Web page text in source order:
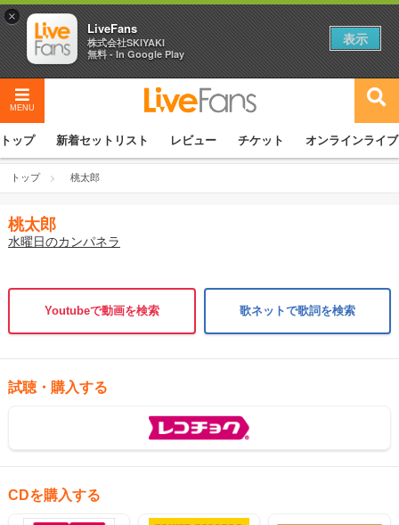
MENU
トップ 新着セットリスト レビュー チケット オンラインライブ
トップ 桃太郎
桃太郎
水曜日のカンパネラ
Youtubeで動画を検索 歌ネットで歌詞を検索
試聴・購入する
CDを購入する
×
LiveFans
株式会社SKIYAKI
無料 - In Google Play
表示